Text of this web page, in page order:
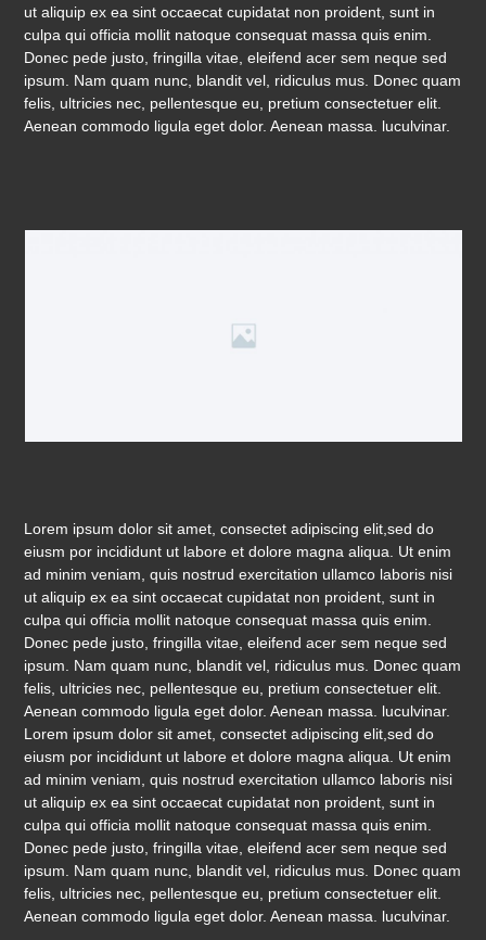
ut aliquip ex ea sint occaecat cupidatat non proident, sunt in
culpa qui officia mollit natoque consequat massa quis enim.
Donec pede justo, fringilla vitae, eleifend acer sem neque sed
ipsum. Nam quam nunc, blandit vel, ridiculus mus. Donec quam
felis, ultricies nec, pellentesque eu, pretium consectetuer elit.
Aenean commodo ligula eget dolor. Aenean massa. luculvinar.
Lorem ipsum dolor sit amet, consectet adipiscing elit,sed do
eiusm por incididunt ut labore et dolore magna aliqua. Ut enim
ad minim veniam, quis nostrud exercitation ullamco laboris nisi
ut aliquip ex ea sint occaecat cupidatat non proident, sunt in
culpa qui officia mollit natoque consequat massa quis enim.
Donec pede justo, fringilla vitae, eleifend acer sem neque sed
ipsum. Nam quam nunc, blandit vel, ridiculus mus. Donec quam
felis, ultricies nec, pellentesque eu, pretium consectetuer elit.
Aenean commodo ligula eget dolor. Aenean massa. luculvinar.
Lorem ipsum dolor sit amet, consectet adipiscing elit,sed do
eiusm por incididunt ut labore et dolore magna aliqua. Ut enim
ad minim veniam, quis nostrud exercitation ullamco laboris nisi
ut aliquip ex ea sint occaecat cupidatat non proident, sunt in
culpa qui officia mollit natoque consequat massa quis enim.
Donec pede justo, fringilla vitae, eleifend acer sem neque sed
ipsum. Nam quam nunc, blandit vel, ridiculus mus. Donec quam
felis, ultricies nec, pellentesque eu, pretium consectetuer elit.
Aenean commodo ligula eget dolor. Aenean massa. luculvinar.